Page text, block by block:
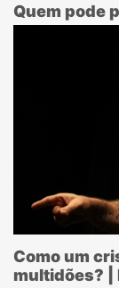
Quem pode
Como um
multidões? |